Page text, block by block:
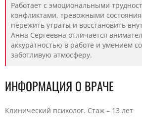
Работает с эмоциональными
конфликтами, тревожными
пережить утраты и восстановить
Анна Сергеевна отличается
аккуратностью в работе и умением
заботливую атмосферу.
ИНФОРМАЦИЯ О ВРАЧЕ
Клинический психолог. Стаж – 13 лет